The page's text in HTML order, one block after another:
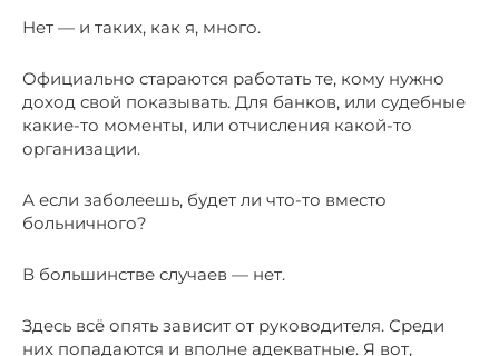
Нет — и таких, как я, много.
Официально стараются работать те, кому нужно
доход свой показывать. Для банков, или судебные
какие-то моменты, или отчисления какой-то
организации.
А если заболеешь, будет ли что-то вместо
больничного?
В большинстве случаев — нет.
Здесь всё опять зависит от руководителя. Среди
них попадаются и вполне адекватные. Я вот,